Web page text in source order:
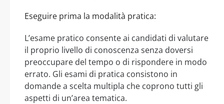
Eseguire prima la modalità pratica:
L’esame pratico consente ai candidati di valutare
il proprio livello di conoscenza senza doversi
preoccupare del tempo o di rispondere in modo
errato. Gli esami di pratica consistono in
domande a scelta multipla che coprono tutti gli
aspetti di un’area tematica.